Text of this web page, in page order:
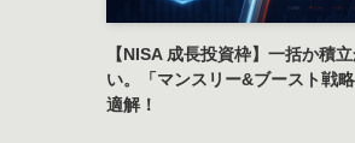
【NISA 成長投資枠】一括か積
い。「マンスリー&ブースト戦
適解！